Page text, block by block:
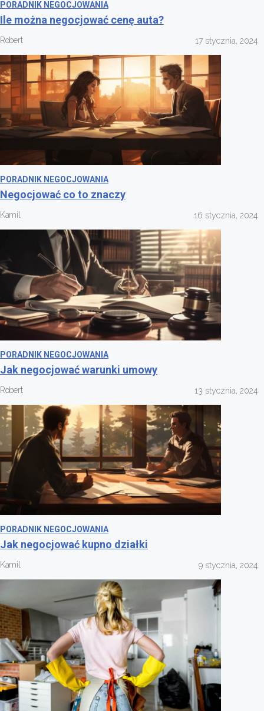
PORADNIK NEGOCJOWANIA
Ile można negocjować cenę auta?
Robert 17 stycznia, 2024
PORADNIK NEGOCJOWANIA
Negocjować co to znaczy
Kamil 16 stycznia, 2024
PORADNIK NEGOCJOWANIA
Jak negocjować warunki umowy
Robert 13 stycznia, 2024
PORADNIK NEGOCJOWANIA
Jak negocjować kupno działki
Kamil 9 stycznia, 2024